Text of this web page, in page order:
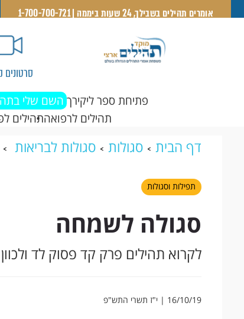
אומרים תהילים בשבילך, 24 שעות ביממה | 1-700-700-721
סרטונים
פתיחת ספר ליקירך השם שלי
תהילים לרפואהתהילים
דף הבית סגולות סגולות לבריאות
תפילות וסגולות
סגולה לשמחה
לקרוא תהילים פרק קד פסוק לד
16/10/19 | י"ז תשרי התש"פ